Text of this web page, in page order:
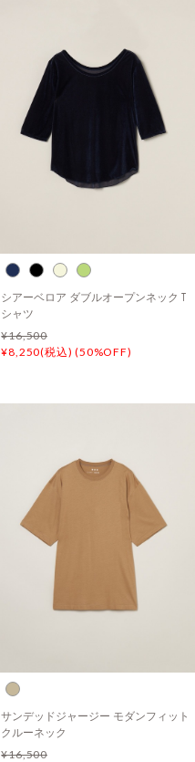
シアーベロア ダブルオープンネック T
シャツ
¥16,500
¥8,250(税込) (50%OFF)
サンデッドジャージー モダンフィット
クルーネック
¥16,500